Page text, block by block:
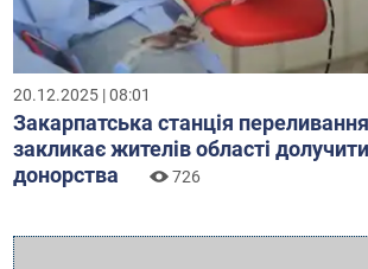
20.12.2025 | 08:01
Закарпатська станція
закликає жителів області
донорства
726